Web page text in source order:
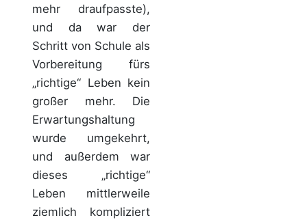
mehr draufpasste),
und da war der
Schritt von Schule als
Vorbereitung fürs
„richtige“ Leben kein
großer mehr. Die
Erwartungshaltung
wurde umgekehrt,
und außerdem war
dieses „richtige“
Leben mittlerweile
ziemlich kompliziert